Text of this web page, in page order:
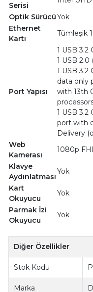
Serisi
Optik SürücüYok
Ethernet
Kartı
Tümleşik
Port Yapısı
1 USB 3.2
1 USB
1 USB 3.2
data only
with 13th
1 USB 3.2
port with
Delivery
Web
Kamerası
1080p
Klavye
Aydınlatması
Yok
Kart
Okuyucu
Yok
Parmak İzi
Okuyucu
Yok
Diğer Özellikler
Stok Kodu
Marka